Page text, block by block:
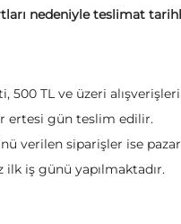
nedeniyle teslimat
500 TL ve üzeri
ertesi gün teslim edilir.
verilen siparişler ise
ilk iş günü yapılmaktadır.